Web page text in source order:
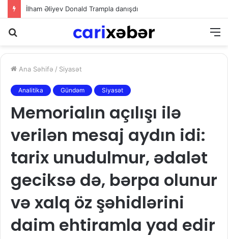
İlham Əliyev Donald Trampla danışdı
Ana Səhifə / Siyasət
Analitika Gündəm Siyasət
Memorialın açılışı ilə
verilən mesaj aydın idi:
tarix unudulmur, ədalət
geciksə də, bərpa olunur
və xalq öz şəhidlərini
daim ehtiramla yad edir